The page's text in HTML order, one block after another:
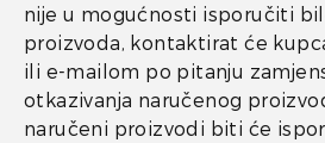
nije u mogućnosti isporučiti
proizvoda, kontaktirat će
ili e-mailom po pitanju
otkazivanja naručenog
naručeni proizvodi biti će